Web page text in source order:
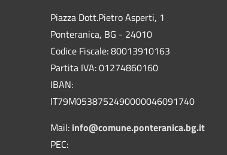
Piazza Dott.Pietro Asperti, 1
Ponteranica, BG - 24010
Codice Fiscale: 80013910163
Partita IVA: 01274860160
IBAN:
IT79M0538752490000046091740
Mail: info@comune.ponteranica.bg.it
PEC: